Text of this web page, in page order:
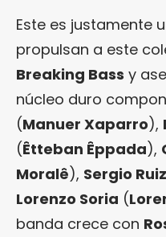
Este es justamente
propulsan a este
Breaking Bass y
núcleo duro
(Manuer Xaparro),
(Êtteban Êppada),
Moralê), Sergio Ruiz
Lorenzo Soria (
banda crece con